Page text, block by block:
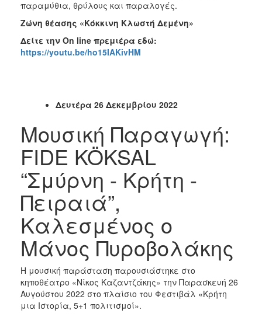
παραμύθια, θρύλους και παραλογές.
Ζώνη θέασης «Κόκκινη Κλωστή Δεμένη»
Δείτε την On line πρεμιέρα εδώ:
https://youtu.be/ho15IAKivHM
Δευτέρα 26 Δεκεμβρίου 2022
Μουσική Παραγωγή:
FIDE KÖKSAL
“Σμύρνη - Κρήτη -
Πειραιά”,
Kαλεσμένος ο
Μάνος Πυροβολάκης
Η μουσική παράσταση παρουσιάστηκε στο
κηποθέατρο «Νίκος Καζαντζάκης» την Παρασκευή 26
Αυγούστου 2022 στο πλαίσιο του Φεστιβάλ «Κρήτη
μια Ιστορία, 5+1 πολιτισμοί».